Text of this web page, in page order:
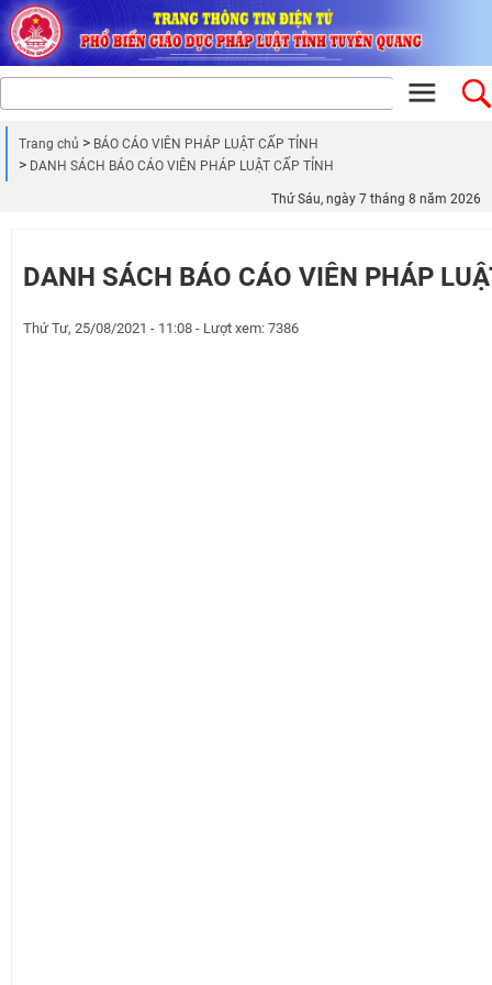
Trang chủ
BÁO CÁO VIÊN PHÁP LUẬT CẤP TỈNH
DANH SÁCH BÁO CÁO VIÊN PHÁP LUẬT CẤP TỈNH
Thứ Sáu, ngày 7 tháng 8 năm 2026
DANH SÁCH BÁO CÁO VIÊN PHÁP
Thứ Tư, 25/08/2021 - 11:08 - Lượt xem: 7386